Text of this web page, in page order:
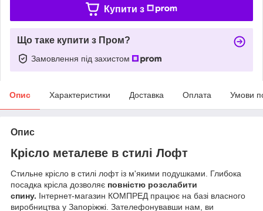
Купити з
Що таке купити з Пром?
Замовлення під захистом
Опис Характеристики Доставка Оплата Умови
Опис
Крісло металеве в стилі Лофт
Стильне крісло в стилі лофт із м'якими подушками. Глибока
посадка крісла дозволяє повністю розслабити
спину. Інтернет-магазин КОМПРЕД працює на базі власного
виробництва у Запоріжжі. Зателефонувавши нам, ви